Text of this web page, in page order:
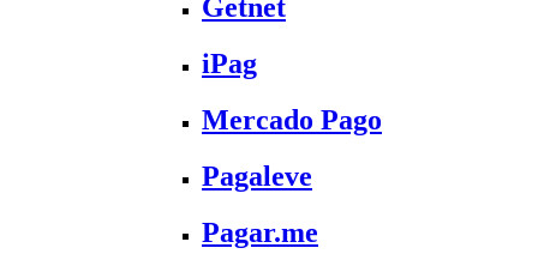
Getnet
iPag
Mercado Pago
Pagaleve
Pagar.me